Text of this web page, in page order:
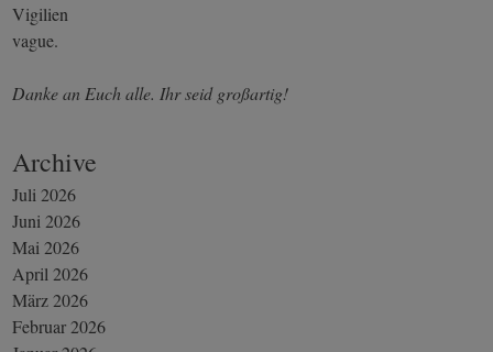
Vigilien
vague.
Danke an Euch alle. Ihr seid großartig!
Archive
Juli 2026
Juni 2026
Mai 2026
April 2026
März 2026
Februar 2026